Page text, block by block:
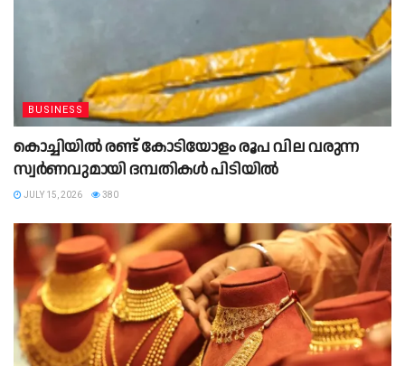
BUSINESS
കൊച്ചിയിൽ രണ്ട് കോടിയോളം രൂപ വില വരുന്ന
സ്വർണവുമായി ദമ്പതികൾ പിടിയിൽ
JULY 15, 2026 380